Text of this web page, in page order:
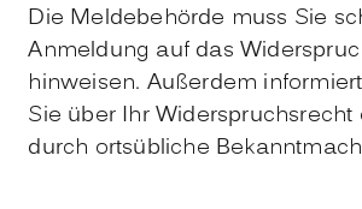
Die Meldebehörde muss Sie
Anmeldung auf das
hinweisen. Außerdem
Sie über Ihr
durch ortsübliche